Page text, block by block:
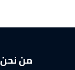
من نحن